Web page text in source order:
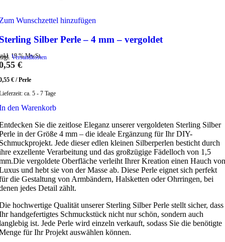
Wunschzettel hinzufügen
Silber Perle – 4 mm – vergoldet
19 % MwSt.
Versandkosten
€
€ /Perle
ca. 5 - 7 Tage
den Warenkorb
Sie die zeitlose Eleganz unserer vergoldeten Sterling Silber
in der Größe 4 mm – die ideale Ergänzung für Ihr DIY-
Jede dieser edlen kleinen Silberperlen besticht durch
exzellente Verarbeitung und das großzügige Fädelloch von 1,5
vergoldete Oberfläche verleiht Ihrer Kreation einen Hauch von
und hebt sie von der Masse ab. Diese Perle eignet sich perfekt
die Gestaltung von Armbändern, Halsketten oder Ohrringen, bei
jedes Detail zählt.
hochwertige Qualität unserer Sterling Silber Perle stellt sicher, dass
handgefertigtes Schmuckstück nicht nur schön, sondern auch
ist. Jede Perle wird einzeln verkauft, sodass Sie die benötigte
für Ihr Projekt auswählen können.